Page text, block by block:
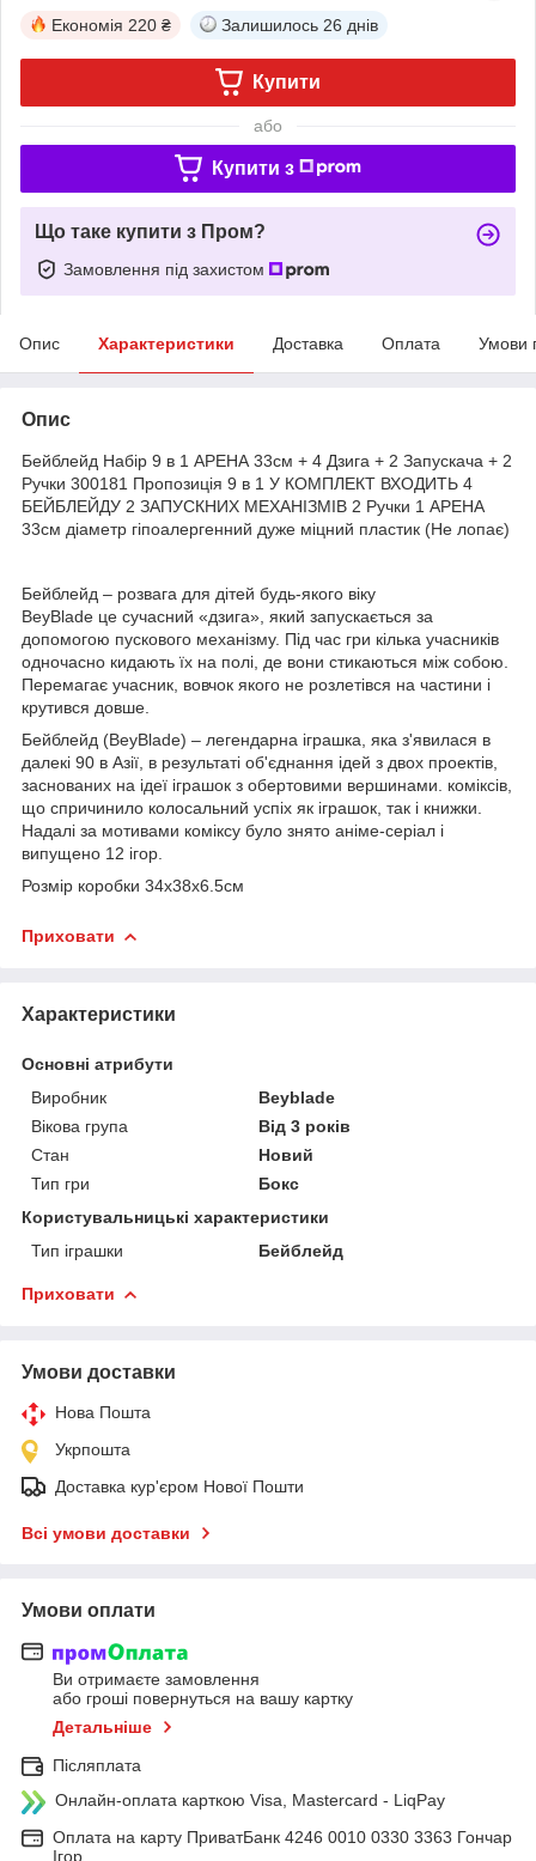
Економія 220 ₴ Залишилось 26 днів
Купити
або
Купити з
Що таке купити з Пром?
Замовлення під захистом
Опис Характеристики Доставка Оплата Умови
Опис
Бейблейд Набір 9 в 1 АРЕНА 33см + 4 Дзига + 2 Запускача + 2
Ручки 300181 Пропозиція 9 в 1 У КОМПЛЕКТ ВХОДИТЬ 4
БЕЙБЛЕЙДУ 2 ЗАПУСКНИХ МЕХАНІЗМІВ 2 Ручки 1 АРЕНА
33см діаметр гіпоалергенний дуже міцний пластик (Не лопає)
Бейблейд – розвага для дітей будь-якого віку
BeyBlade це сучасний «дзига», який запускається за
допомогою пускового механізму. Під час гри кілька учасників
одночасно кидають їх на полі, де вони стикаються між собою.
Перемагає учасник, вовчок якого не розлетівся на частини і
крутився довше.
Бейблейд (BeyBlade) – легендарна іграшка, яка з'явилася в
далекі 90 в Азії, в результаті об'єднання ідей з двох проектів,
заснованих на ідеї іграшок з обертовими вершинами. коміксів,
що спричинило колосальний успіх як іграшок, так і книжки.
Надалі за мотивами коміксу було знято аніме-серіал і
випущено 12 ігор.
Розмір коробки 34х38х6.5см
Приховати
Характеристики
Основні атрибути
Виробник
Beyblade
Вікова група
Від 3 років
Стан
Новий
Тип гри
Бокс
Користувальницькі характеристики
Тип іграшки
Бейблейд
Приховати
Умови доставки
Нова Пошта
Укрпошта
Доставка кур'єром Нової Пошти
Всі умови доставки
Умови оплати
Ви отримаєте замовлення
або гроші повернуться на вашу картку
Детальніше
Післяплата
Онлайн-оплата карткою Visa, Mastercard - LiqPay
Оплата на карту ПриватБанк 4246 0010 0330 3363 Гончар
Ігор